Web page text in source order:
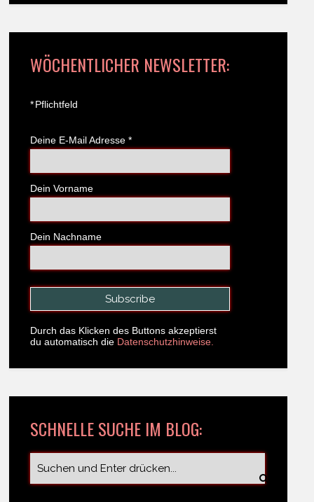
WÖCHENTLICHER NEWSLETTER:
*Pflichtfeld
Deine E-Mail Adresse *
Dein Vorname
Dein Nachname
Durch das Klicken des Buttons akzeptierst
du automatisch die Datenschutzhinweise.
SCHNELLE SUCHE IM BLOG: